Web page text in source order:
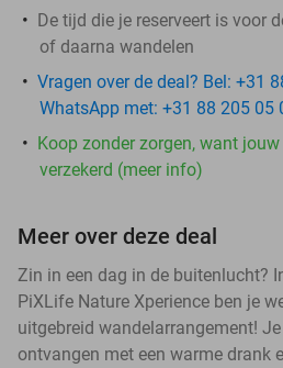
De tijd die je reserveert is voor
of daarna wandelen
Vragen over de deal? Bel: +31
WhatsApp met: +31 88 205 05
Koop zonder zorgen, want
verzekerd (meer info)
Meer over deze deal
Zin in een dag in de buitenlucht?
PiXLife Nature Xperience ben je
uitgebreid wandelarrangement!
ontvangen met een warme drank